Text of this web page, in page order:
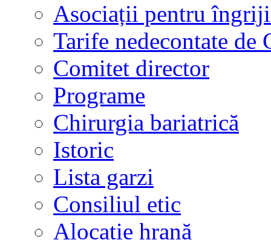
Asociații pentru
Tarife nedecontate de
Comitet director
Programe
Chirurgia bariatrică
Istoric
Lista garzi
Consiliul etic
Alocație hrană